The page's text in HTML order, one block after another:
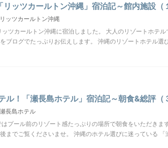
ッツカールトン沖縄」宿泊記～館内施設（
リッツカールトン沖縄
ツカールトン沖縄に宿泊しました。 大人のリゾートホテル
ブログでたっぷりお伝えします。 沖縄のリゾートホテル選
ル！「瀬長島ホテル」宿泊記～朝食&総評（
瀬長島ホテル
プール前のリゾート感たっぷりの場所で朝食をいただきま
までご覧くださいませ。 沖縄のホテル選びに迷っている 「